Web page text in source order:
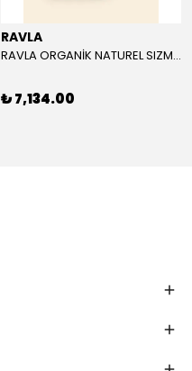
RAVLA
RAVLA ORGANİK NATUREL SIZMA ZEYTİNYAĞI 5L
₺ 7,134.00